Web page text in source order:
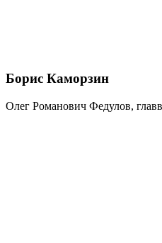
Борис Каморзин
Олег Романович Федулов,